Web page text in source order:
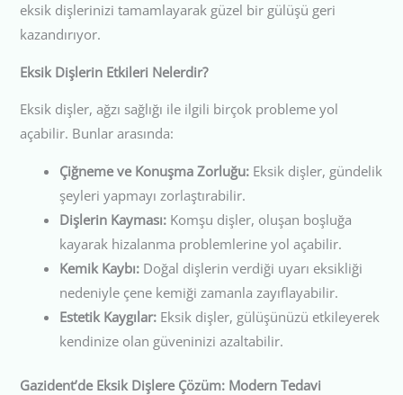
eksik dişlerinizi tamamlayarak güzel bir gülüşü geri
kazandırıyor.
Eksik Dişlerin Etkileri Nelerdir?
Eksik dişler, ağzı sağlığı ile ilgili birçok probleme yol
açabilir. Bunlar arasında:
Çiğneme ve Konuşma Zorluğu: Eksik dişler, gündelik
şeyleri yapmayı zorlaştırabilir.
Dişlerin Kayması: Komşu dişler, oluşan boşluğa
kayarak hizalanma problemlerine yol açabilir.
Kemik Kaybı: Doğal dişlerin verdiği uyarı eksikliği
nedeniyle çene kemiği zamanla zayıflayabilir.
Estetik Kaygılar: Eksik dişler, gülüşünüzü etkileyerek
kendinize olan güveninizi azaltabilir.
Gazident’de Eksik Dişlere Çözüm: Modern Tedavi